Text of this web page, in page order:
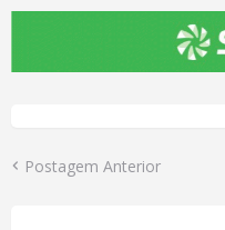
Postagem Anterior